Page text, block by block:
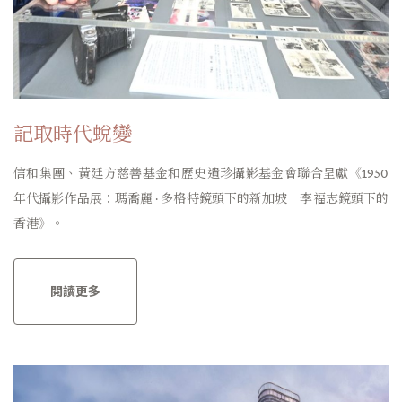
記取時代蛻變
信和集團、黃廷方慈善基金和歷史遺珍攝影基金會聯合呈獻《1950
年代攝影作品展：瑪喬麗 · 多格特鏡頭下的新加坡 李福志鏡頭下的
香港》。
閱讀更多